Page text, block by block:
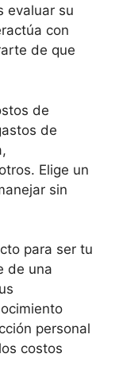
evaluar su
con
de que
de
de
Elige un
sin
para ser tu
de una
personal
costos